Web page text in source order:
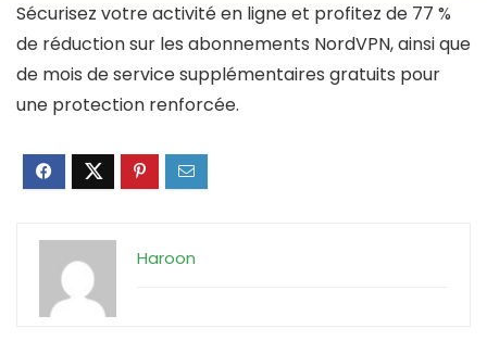
Sécurisez votre activité en ligne et profitez de 77 %
de réduction sur les abonnements NordVPN, ainsi que
de mois de service supplémentaires gratuits pour
une protection renforcée.
Haroon